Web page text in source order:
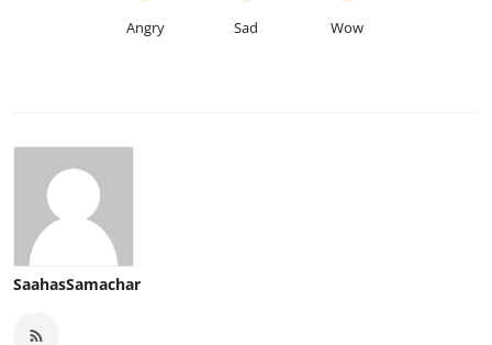
Angry Sad Wow
SaahasSamachar